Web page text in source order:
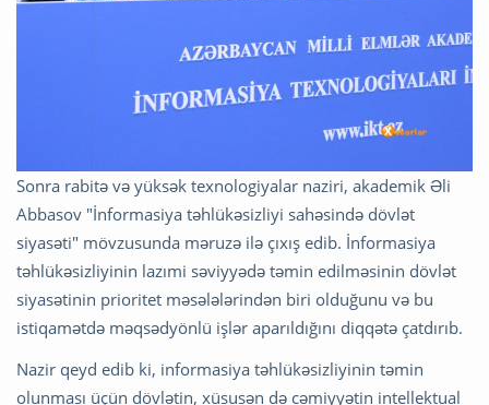
Sonra rabitə və yüksək texnologiyalar naziri, akademik Əli
Abbasov "İnformasiya təhlükəsizliyi sahəsində dövlət
siyasəti" mövzusunda məruzə ilə çıxış edib. İnformasiya
təhlükəsizliyinin lazımi səviyyədə təmin edilməsinin dövlət
siyasətinin prioritet məsələlərindən biri olduğunu və bu
istiqamətdə məqsədyönlü işlər aparıldığını diqqətə çatdırıb.
Nazir qeyd edib ki, informasiya təhlükəsizliyinin təmin
olunması üçün dövlətin, xüsusən də cəmiyyətin intellektual